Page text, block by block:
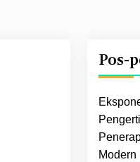
Pos-
Modern